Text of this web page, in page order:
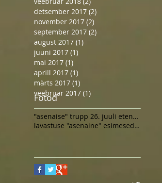
detsember 2017 (2)
november 2017 (2)
september 2017 (2)
august 2017 (1)
juuni 2017 (1)
mai 2017 (1)
aprill 2017 (1)
märts 2017 (1)
veebruar 2017 (1)
Fotod
"asenaise" trupp 26. juuli etenduse järel
lavastuse "asenaine" esimesed proovid